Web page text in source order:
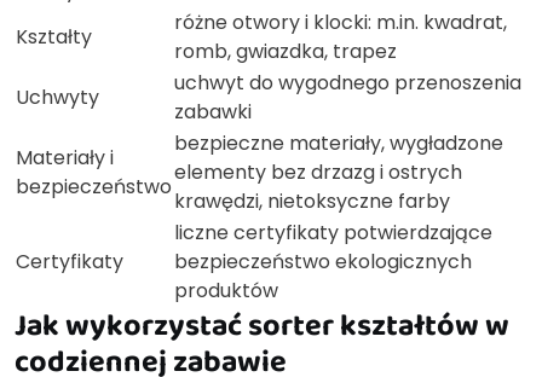
Kształty
różne otwory i klocki: m.in. kwadrat,
romb, gwiazdka, trapez
Uchwyty
uchwyt do wygodnego przenoszenia
zabawki
Materiały i
bezpieczeństwo
bezpieczne materiały, wygładzone
elementy bez drzazg i ostrych
krawędzi, nietoksyczne farby
Certyfikaty
liczne certyfikaty potwierdzające
bezpieczeństwo ekologicznych
produktów
Jak wykorzystać sorter kształtów w
codziennej zabawie